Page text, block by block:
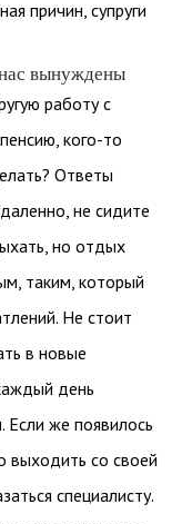
причин, супруги
вынуждены
работу с
кого-то
Ответы
не сидите
но отдых
таким, который
Не стоит
в новые
день
Если же появилось
выходить со своей
специалисту.